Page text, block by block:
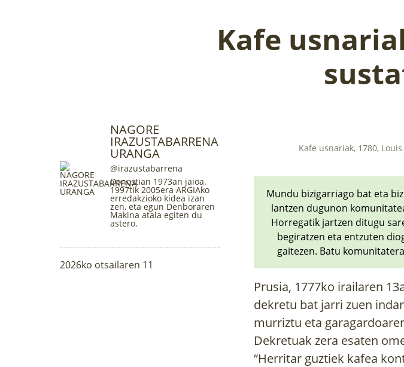
Kafe
NAGORE
IRAZUSTABARRENA
URANGA
@irazustabarrena
Donostian 1973an jaioa.
1997tik 2005era ARGIAko
erredakzioko kidea izan
zen, eta egun Denboraren
Makina atala egiten du
astero.
2026ko otsailaren 11
Kafe usnariak, 1780,
Mundu bizigarriago bat eta
lantzen dugunon
Horregatik jartzen ditugu
begiratzen eta entzuten
gaitezen. Batu
Prusia, 1777ko irailaren
dekretu bat jarri zuen
murriztu eta
Dekretuak zera esaten
“Herritar guztiek kafea